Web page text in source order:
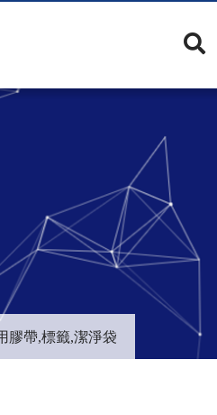
膠帶,標籤,潔淨袋